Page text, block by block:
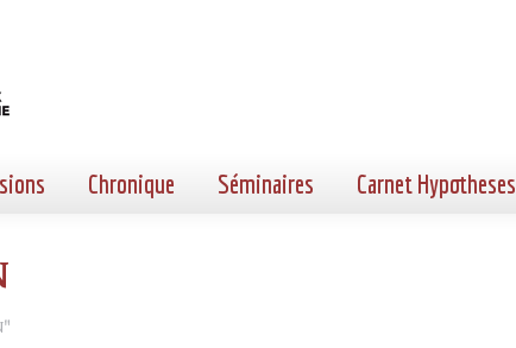
Chronique Séminaires Carnet Hypotheses